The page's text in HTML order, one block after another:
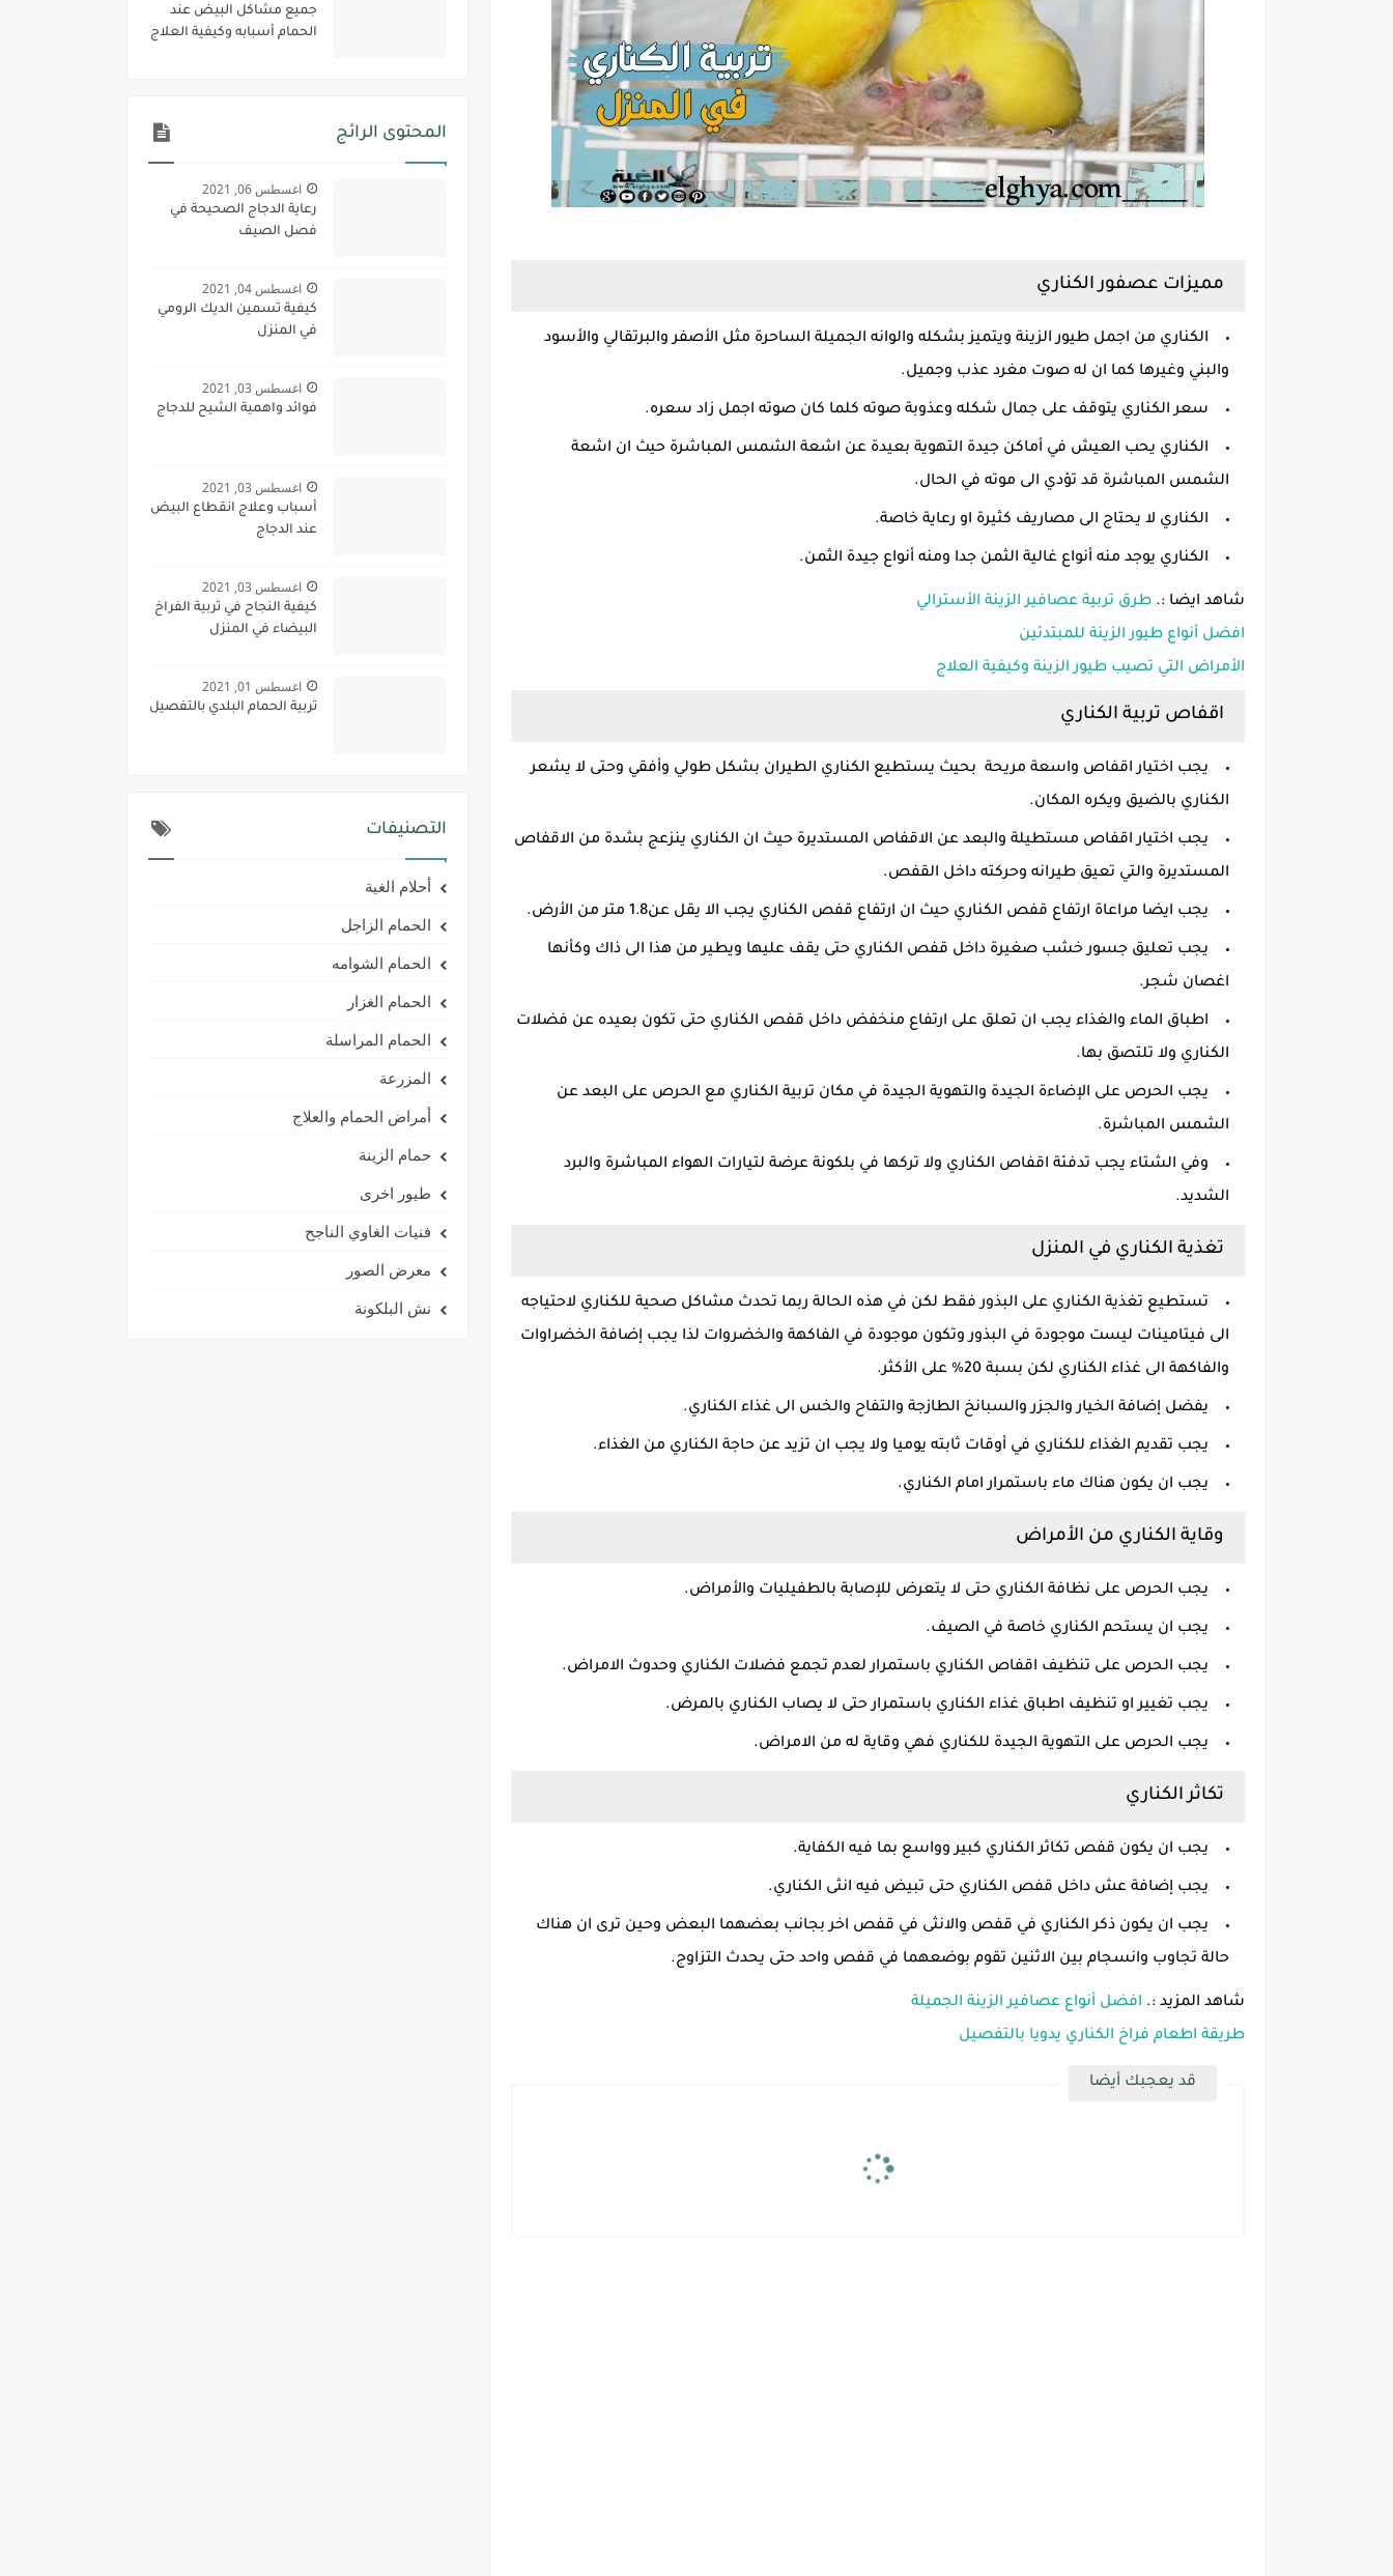
مميزات عصفور الكناري
الكناري من اجمل طيور الزينة ويتميز بشكله والوانه الجميلة الساحرة مثل الأصفر والبرتقالي والأسود
والبني وغيرها كما ان له صوت مغرد عذب وجميل.
سعر الكناري يتوقف على جمال شكله وعذوبة صوته كلما كان صوته اجمل زاد سعره.
الكناري يحب العيش في أماكن جيدة التهوية بعيدة عن اشعة الشمس المباشرة حيث ان اشعة
الشمس المباشرة قد تؤدي الى موته في الحال.
الكناري لا يحتاج الى مصاريف كثيرة او رعاية خاصة.
الكناري يوجد منه أنواع غالية الثمن جدا ومنه أنواع جيدة الثمن.
شاهد ايضا :. طرق تربية عصافير الزينة الأسترالي
افضل أنواع طيور الزينة للمبتدئين
الأمراض التي تصيب طيور الزينة وكيفية العلاج
اقفاص تربية الكناري
يجب اختيار اقفاص واسعة مريحة بحيث يستطيع الكناري الطيران بشكل طولي وأفقي وحتى لا يشعر
الكناري بالضيق ويكره المكان.
يجب اختيار اقفاص مستطيلة والبعد عن الاقفاص المستديرة حيث ان الكناري ينزعج بشدة من الاقفاص
المستديرة والتي تعيق طيرانه وحركته داخل القفص.
يجب ايضا مراعاة ارتفاع قفص الكناري حيث ان ارتفاع قفص الكناري يجب الا يقل عن1.8 متر من الأرض.
يجب تعليق جسور خشب صغيرة داخل قفص الكناري حتى يقف عليها ويطير من هذا الى ذاك وكأنها
اغصان شجر.
اطباق الماء والغذاء يجب ان تعلق على ارتفاع منخفض داخل قفص الكناري حتى تكون بعيده عن فضلات
الكناري ولا تلتصق بها.
يجب الحرص على الإضاءة الجيدة والتهوية الجيدة في مكان تربية الكناري مع الحرص على البعد عن
الشمس المباشرة.
وفي الشتاء يجب تدفئة اقفاص الكناري ولا تركها في بلكونة عرضة لتيارات الهواء المباشرة والبرد
الشديد.
تغذية الكناري في المنزل
تستطيع تغذية الكناري على البذور فقط لكن في هذه الحالة ربما تحدث مشاكل صحية للكناري لاحتياجه
الى فيتامينات ليست موجودة في البذور وتكون موجودة في الفاكهة والخضروات لذا يجب إضافة الخضراوات
والفاكهة الى غذاء الكناري لكن بسبة 20% على الأكثر.
يفضل إضافة الخيار والجزر والسبانخ الطازجة والتفاح والخس الى غذاء الكناري.
يجب تقديم الغذاء للكناري في أوقات ثابته يوميا ولا يجب ان تزيد عن حاجة الكناري من الغذاء.
يجب ان يكون هناك ماء باستمرار امام الكناري.
وقاية الكناري من الأمراض
يجب الحرص على نظافة الكناري حتى لا يتعرض للإصابة بالطفيليات والأمراض.
يجب ان يستحم الكناري خاصة في الصيف.
يجب الحرص على تنظيف اقفاص الكناري باستمرار لعدم تجمع فضلات الكناري وحدوث الامراض.
يجب تغيير او تنظيف اطباق غذاء الكناري باستمرار حتى لا يصاب الكناري بالمرض.
يجب الحرص على التهوية الجيدة للكناري فهي وقاية له من الامراض.
تكاثر الكناري
يجب ان يكون قفص تكاثر الكناري كبير وواسع بما فيه الكفاية.
يجب إضافة عش داخل قفص الكناري حتى تبيض فيه انثى الكناري.
يجب ان يكون ذكر الكناري في قفص والانثى في قفص اخر بجانب بعضهما البعض وحين ترى ان هناك
حالة تجاوب وانسجام بين الاثنين تقوم بوضعهما في قفص واحد حتى يحدث التزاوج.
شاهد المزيد :. افضل أنواع عصافير الزينة الجميلة
طريقة اطعام فراخ الكناري يدويا بالتفصيل
قد يعجبك أيضا
جميع مشاكل البيض عند
الحمام أسبابه وكيفية العلاج
المحتوى الرائج
اغسطس 06, 2021
رعاية الدجاج الصحيحة في
فصل الصيف
اغسطس 04, 2021
كيفية تسمين الديك الرومي
في المنزل
اغسطس 03, 2021
فوائد واهمية الشيح للدجاج
اغسطس 03, 2021
أسباب وعلاج انقطاع البيض
عند الدجاج
اغسطس 03, 2021
كيفية النجاح في تربية الفراخ
البيضاء في المنزل
اغسطس 01, 2021
تربية الحمام البلدي بالتفصيل
التصنيفات
أحلام الغية
الحمام الزاجل
الحمام الشوامه
الحمام الغزار
الحمام المراسلة
المزرعة
أمراض الحمام والعلاج
حمام الزينة
طيور اخرى
فنيات الغاوي الناجح
معرض الصور
نش البلكونة